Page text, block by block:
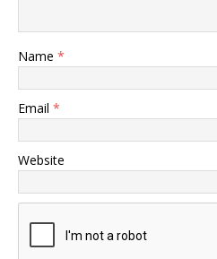
Name *
Email *
Website